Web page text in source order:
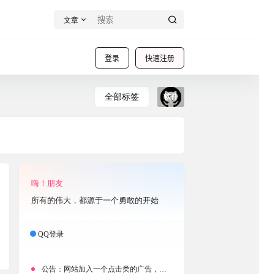
文章
登录 快速注册
全部标签 软件
嗨！朋友
所有的伟大，都源于一个勇敢的开始
QQ登录
公告： 网站加入一个点击类的广告，大家点击下载按钮需要注意